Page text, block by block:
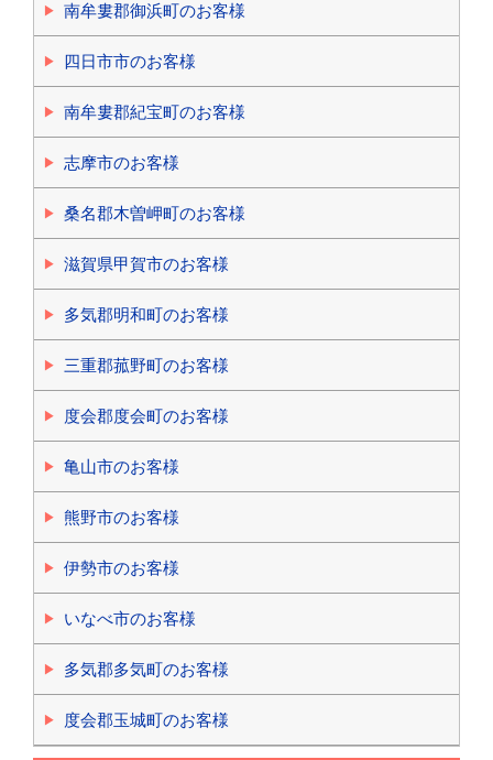
南牟婁郡御浜町のお客様
四日市市のお客様
南牟婁郡紀宝町のお客様
志摩市のお客様
桑名郡木曽岬町のお客様
滋賀県甲賀市のお客様
多気郡明和町のお客様
三重郡菰野町のお客様
度会郡度会町のお客様
亀山市のお客様
熊野市のお客様
伊勢市のお客様
いなべ市のお客様
多気郡多気町のお客様
度会郡玉城町のお客様